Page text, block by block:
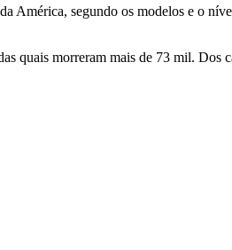
América, segundo os modelos e o
quais morreram mais de 73 mil. Dos